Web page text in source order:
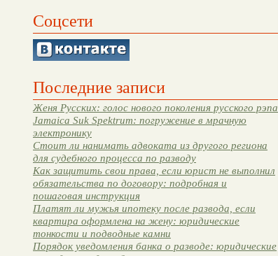
Соцсети
Последние записи
Женя Русских: голос нового поколения русского рэпа
Jamaica Suk Spektrum: погружение в мрачную
электронику
Стоит ли нанимать адвоката из другого региона
для судебного процесса по разводу
Как защитить свои права, если юрист не выполнил
обязательства по договору: подробная и
пошаговая инструкция
Платят ли мужья ипотеку после развода, если
квартира оформлена на жену: юридические
тонкости и подводные камни
Порядок уведомления банка о разводе: юридические